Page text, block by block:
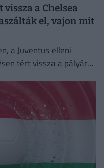
a Chelsea
el, vajon mit
a Juventus elleni
tért vissza a pályára